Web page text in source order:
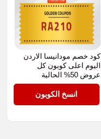
كود خصم مودانيسا الاردن
اليوم اعلى كوبون كل
عروض 50% الحالية
RA210انسخ الكوبون